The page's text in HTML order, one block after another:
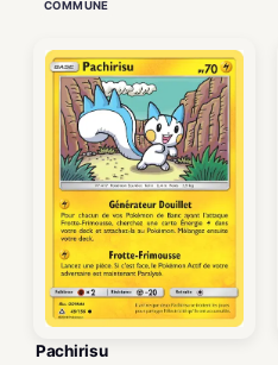
COMMUNE
Pachirisu